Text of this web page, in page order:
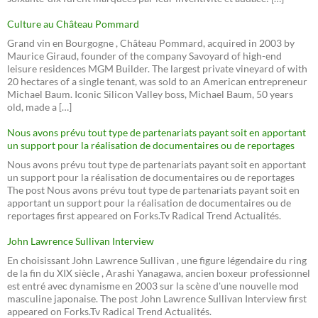
Culture au Château Pommard
Grand vin en Bourgogne , Château Pommard, acquired in 2003 by
Maurice Giraud, founder of the company Savoyard of high-end
leisure residences MGM Builder. The largest private vineyard of with
20 hectares of a single tenant, was sold to an American entrepreneur
Michael Baum. Iconic Silicon Valley boss, Michael Baum, 50 years
old, made a […]
Nous avons prévu tout type de partenariats payant soit en apportant
un support pour la réalisation de documentaires ou de reportages
Nous avons prévu tout type de partenariats payant soit en apportant
un support pour la réalisation de documentaires ou de reportages
The post Nous avons prévu tout type de partenariats payant soit en
apportant un support pour la réalisation de documentaires ou de
reportages first appeared on Forks.Tv Radical Trend Actualités.
John Lawrence Sullivan Interview
En choisissant John Lawrence Sullivan , une figure légendaire du ring
de la fin du XIX siècle , Arashi Yanagawa, ancien boxeur professionnel
est entré avec dynamisme en 2003 sur la scène d'une nouvelle mod
masculine japonaise. The post John Lawrence Sullivan Interview first
appeared on Forks.Tv Radical Trend Actualités.